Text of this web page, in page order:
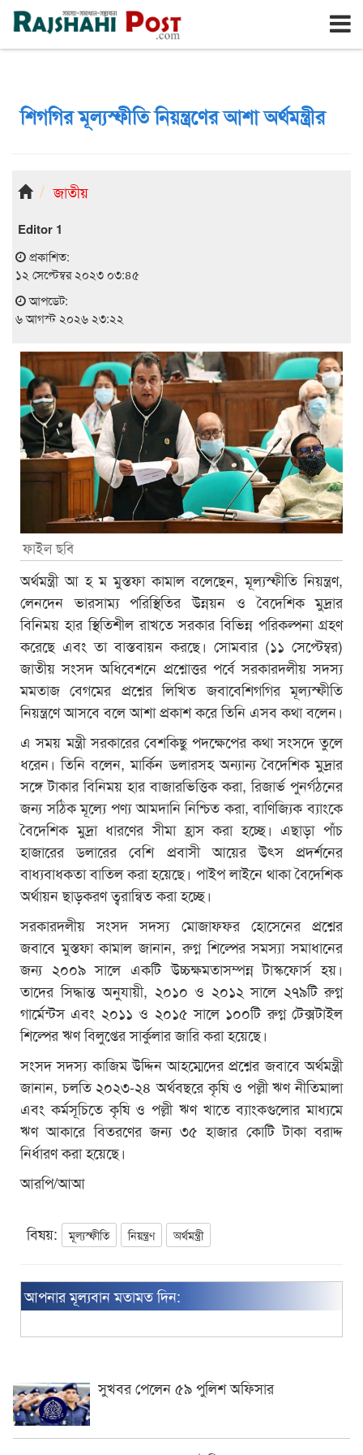
রাজশাহী বৃহঃস্পতিবার, ৬ই আগস্ট ২০২৬, ২৩শে শ্রাবণ ১৪৩৩
শিগগির মূল্যস্ফীতি নিয়ন্ত্রণের আশা অর্থমন্ত্রীর
জাতীয়
Editor 1
প্রকাশিত:
১২ সেপ্টেম্বর ২০২৩ ০৩:৪৫
আপডেট:
৬ আগস্ট ২০২৬ ২৩:২২
ফাইল ছবি
অর্থমন্ত্রী আ হ ম মুস্তফা কামাল বলেছেন, মূল্যস্ফীতি নিয়ন্ত্রণ,
লেনদেন ভারসাম্য পরিস্থিতির উন্নয়ন ও বৈদেশিক মুদ্রার
বিনিময় হার স্থিতিশীল রাখতে সরকার বিভিন্ন পরিকল্পনা গ্রহণ
করেছে এবং তা বাস্তবায়ন করছে। সোমবার (১১ সেপ্টেম্বর)
জাতীয় সংসদ অধিবেশনে প্রশ্নোত্তর পর্বে সরকারদলীয় সদস্য
মমতাজ বেগমের প্রশ্নের লিখিত জবাবেশিগগির মূল্যস্ফীতি
নিয়ন্ত্রণে আসবে বলে আশা প্রকাশ করে তিনি এসব কথা বলেন।
এ সময় মন্ত্রী সরকারের বেশকিছু পদক্ষেপের কথা সংসদে তুলে
ধরেন। তিনি বলেন, মার্কিন ডলারসহ অন্যান্য বৈদেশিক মুদ্রার
সঙ্গে টাকার বিনিময় হার বাজারভিত্তিক করা, রিজার্ভ পুনর্গঠনের
জন্য সঠিক মূল্যে পণ্য আমদানি নিশ্চিত করা, বাণিজ্যিক ব্যাংকে
বৈদেশিক মুদ্রা ধারণের সীমা হ্রাস করা হচ্ছে। এছাড়া পাঁচ
হাজারের ডলারের বেশি প্রবাসী আয়ের উৎস প্রদর্শনের
বাধ্যবাধকতা বাতিল করা হয়েছে। পাইপ লাইনে থাকা বৈদেশিক
অর্থায়ন ছাড়করণ ত্বরান্বিত করা হচ্ছে।
সরকারদলীয় সংসদ সদস্য মোজাফফর হোসেনের প্রশ্নের
জবাবে মুস্তফা কামাল জানান, রুগ্ন শিল্পের সমস্যা সমাধানের
জন্য ২০০৯ সালে একটি উচ্চক্ষমতাসম্পন্ন টাস্কফোর্স হয়।
তাদের সিদ্ধান্ত অনুযায়ী, ২০১০ ও ২০১২ সালে ২৭৯টি রুগ্ন
গার্মেন্টস এবং ২০১১ ও ২০১৫ সালে ১০০টি রুগ্ন টেক্সটাইল
শিল্পের ঋণ বিলুপ্তের সার্কুলার জারি করা হয়েছে।
সংসদ সদস্য কাজিম উদ্দিন আহম্মেদের প্রশ্নের জবাবে অর্থমন্ত্রী
জানান, চলতি ২০২৩-২৪ অর্থবছরে কৃষি ও পল্লী ঋণ নীতিমালা
এবং কর্মসূচিতে কৃষি ও পল্লী ঋণ খাতে ব্যাংকগুলোর মাধ্যমে
ঋণ আকারে বিতরণের জন্য ৩৫ হাজার কোটি টাকা বরাদ্দ
নির্ধারণ করা হয়েছে।
আরপি/আআ
বিষয়: মূল্যস্ফীতি নিয়ন্ত্রণ অর্থমন্ত্রী
আপনার মূল্যবান মতামত দিন:
সুখবর পেলেন ৫৯ পুলিশ অফিসার